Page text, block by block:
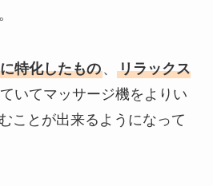
特化したもの、 リラックス
いてマッサージ機をよりい
ことが出来るようになって